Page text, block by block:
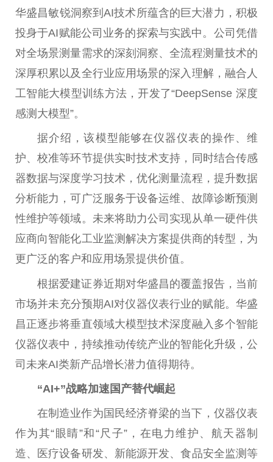
华盛昌敏锐洞察到AI技术所蕴含的巨大潜力，积极
投身于AI赋能公司业务的探索与实践中。公司凭借
对全场景测量需求的深刻洞察、全流程测量技术的
深厚积累以及全行业应用场景的深入理解，融合人
工智能大模型训练方法，开发了“DeepSense 深度
感测大模型”。
据介绍，该模型能够在仪器仪表的操作、维
护、校准等环节提供实时技术支持，同时结合传感
器数据与深度学习技术，优化测量流程，提升数据
分析能力，可广泛服务于设备运维、故障诊断预测
性维护等领域。未来将助力公司实现从单一硬件供
应商向智能化工业监测解决方案提供商的转型，为
更广泛的客户和应用场景提供价值。
根据爱建证券近期对华盛昌的覆盖报告，当前
市场并未充分预期AI对仪器仪表行业的赋能。华盛
昌正逐步将垂直领域大模型技术深度融入多个智能
仪器仪表中，持续推动传统产业的智能化升级，公
司未来AI类新产品增长潜力值得期待。
“AI+”战略加速国产替代崛起
在制造业作为国民经济脊梁的当下，仪器仪表
作为其“眼睛”和“尺子”，在电力维护、航天器制
造、医疗设备研发、新能源开发、食品安全监测等